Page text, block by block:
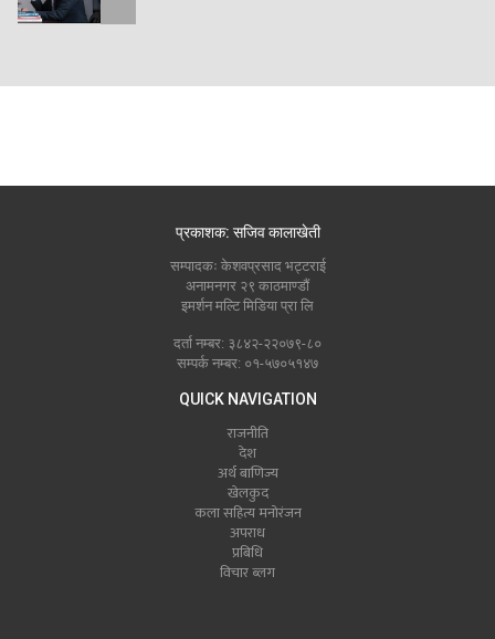
प्रकाशक: सजिव कालाखेती
सम्पादकः केशवप्रसाद भट्टराई
अनामनगर २९ काठमाण्डौं
इमर्शन मल्टि मिडिया प्रा लि
दर्ता नम्बर: ३८४२-२२०७९-८०
सम्पर्क नम्बर: ०१-५७०५१४७
QUICK NAVIGATION
राजनीति
देश
अर्थ बाणिज्य
खेलकुद
कला सहित्य मनोरंजन
अपराध
प्रबिधि
विचार ब्लग